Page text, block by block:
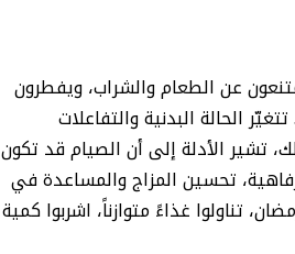
عن الطعام والشراب، ويفطرون
الحالة البدنية والتفاعلات
تشير الأدلة إلى أن الصيام قد تكون
تحسين المزاج والمساعدة في
تناولوا غذاءً متوازناً، اشربوا كمية